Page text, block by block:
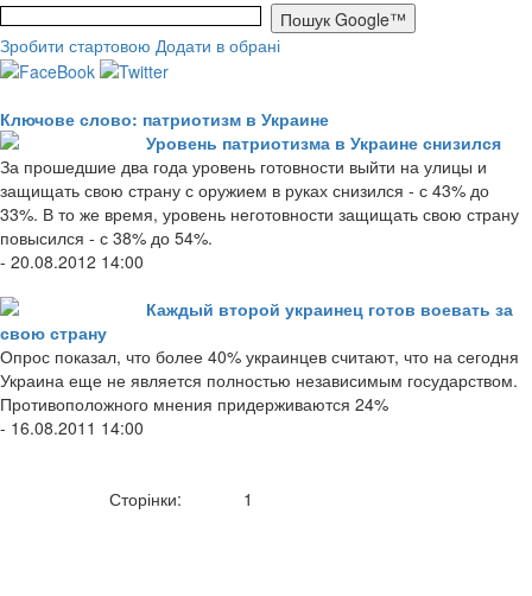
Зробити стартовою Додати в обрані
Ключове слово: патриотизм в Украине
Уровень патриотизма в Украине снизился
За прошедшие два года уровень готовности выйти на улицы и
защищать свою страну с оружием в руках снизился - с 43% до
33%. В то же время, уровень неготовности защищать свою страну
повысился - с 38% до 54%.
- 20.08.2012 14:00
Каждый второй украинец готов воевать за
свою страну
Опрос показал, что более 40% украинцев считают, что на сегодня
Украина еще не является полностью независимым государством.
Противоположного мнения придерживаются 24%
- 16.08.2011 14:00
Сторінки: 1